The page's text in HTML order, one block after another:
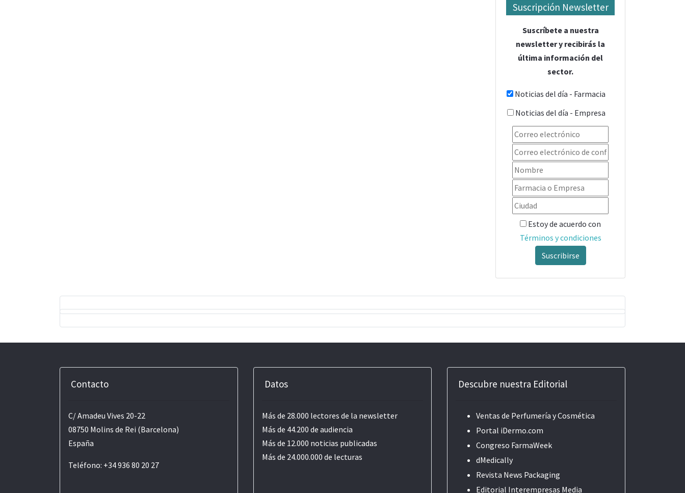
Suscripción Newsletter
Suscríbete a nuestra
newsletter y recibirás la
última información del
sector.
Noticias del día - Farmacia
Noticias del día - Empresa
Estoy de acuerdo con
Términos y condiciones
Suscribirse
Contacto
C/ Amadeu Vives 20-22
08750 Molins de Rei (Barcelona)
España
Teléfono: +34 936 80 20 27
Datos
Más de 28.000 lectores de la newsletter
Más de 44.200 de audiencia
Más de 12.000 noticias publicadas
Más de 24.000.000 de lecturas
Descubre nuestra Editorial
Ventas de Perfumería y Cosmética
Portal iDermo.com
Congreso FarmaWeek
dMedically
Revista News Packaging
Editorial Interempresas Media